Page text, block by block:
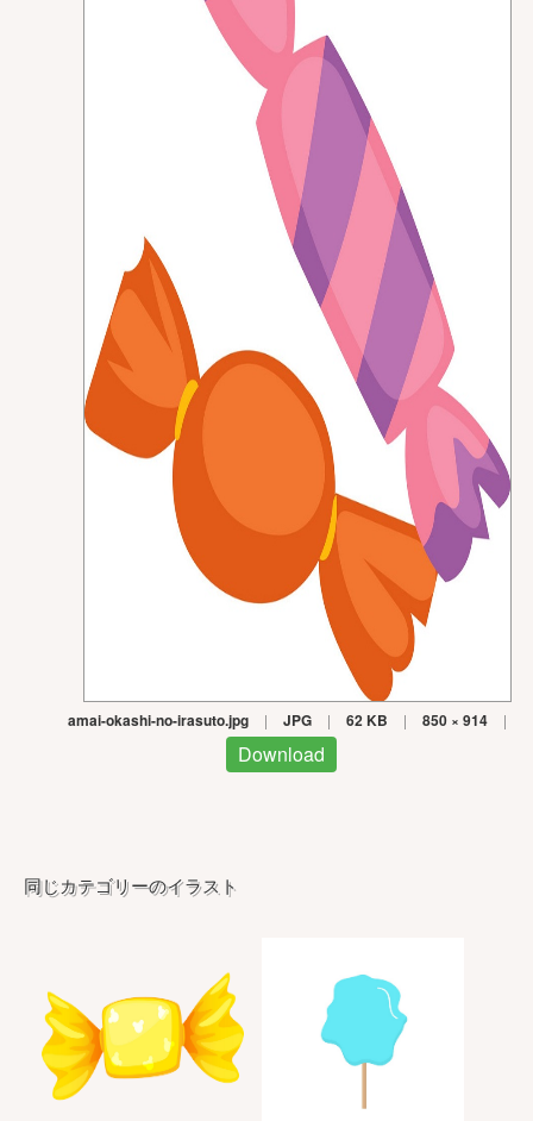
amai-okashi-no-irasuto.jpg | JPG | 62 KB | 850 × 914 |
Download
同じカテゴリーのイラスト